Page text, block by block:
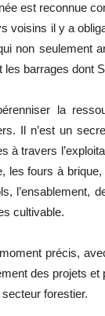
est reconnue
voisins il y a
non seulement
les barrages dont
la
Il n’est un
à travers
les fours à
l’ensablement,
cultivable.
précis,
des projets et
secteur forestier.